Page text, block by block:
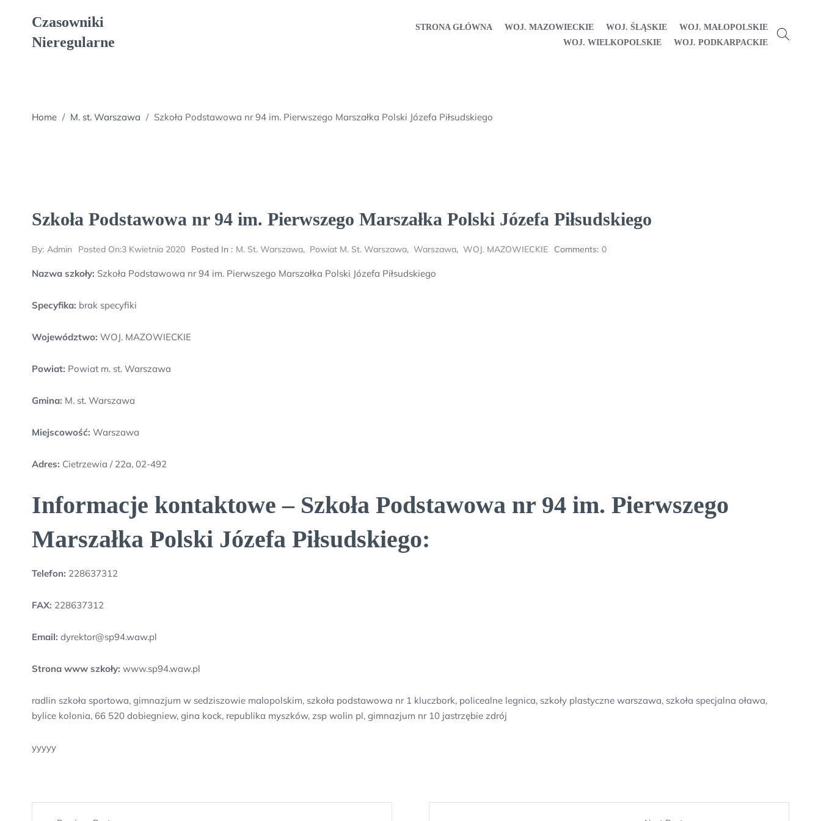
Czasowniki
Nieregularne
STRONA GŁÓWNA WOJ. MAZOWIECKIE WOJ. ŚLĄSKIE
WOJ. MAŁOPOLSKIE
WOJ. WIELKOPOLSKIE
WOJ. PODKARPACKIE
Home / M. st. Warszawa / Szkoła Podstawowa nr 94 im. Pierwszego Marszałka Polski Józefa Piłsudskiego
Szkoła Podstawowa nr 94 im. Pierwszego Marszałka Polski Józefa Piłsudskiego
By: Admin Posted On:3 Kwietnia 2020 Posted In : M. St. Warszawa, Powiat M. St. Warszawa, Warszawa, WOJ. MAZOWIECKIE Comments: 0
Nazwa szkoły: Szkoła Podstawowa nr 94 im. Pierwszego Marszałka Polski Józefa Piłsudskiego
Specyfika: brak specyfiki
Województwo: WOJ. MAZOWIECKIE
Powiat: Powiat m. st. Warszawa
Gmina: M. st. Warszawa
Miejscowość: Warszawa
Adres: Cietrzewia / 22a, 02-492
Informacje kontaktowe – Szkoła Podstawowa nr 94 im. Pierwszego
Marszałka Polski Józefa Piłsudskiego:
Telefon: 228637312
FAX: 228637312
Email: dyrektor@sp94.waw.pl
Strona www szkoły: www.sp94.waw.pl
radlin szkoła sportowa, gimnazjum w sedziszowie malopolskim, szkoła podstawowa nr 1 kluczbork, policealne legnica, szkoły plastyczne warszawa, szkoła specjalna oława,
bylice kolonia, 66 520 dobiegniew, gina kock, republika myszków, zsp wolin pl, gimnazjum nr 10 jastrzębie zdrój
yyyyy